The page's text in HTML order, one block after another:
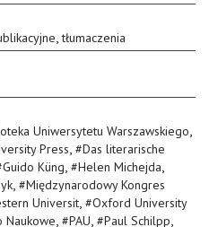
,tłumaczenia
Uniwersytetu Warszawskiego,
Press, #Das literarische
Guido Küng, #Helen Michejda,
, #Międzynarodowy Kongres
Universit, #Oxford University
Naukowe, #PAU, #Paul Schilpp,